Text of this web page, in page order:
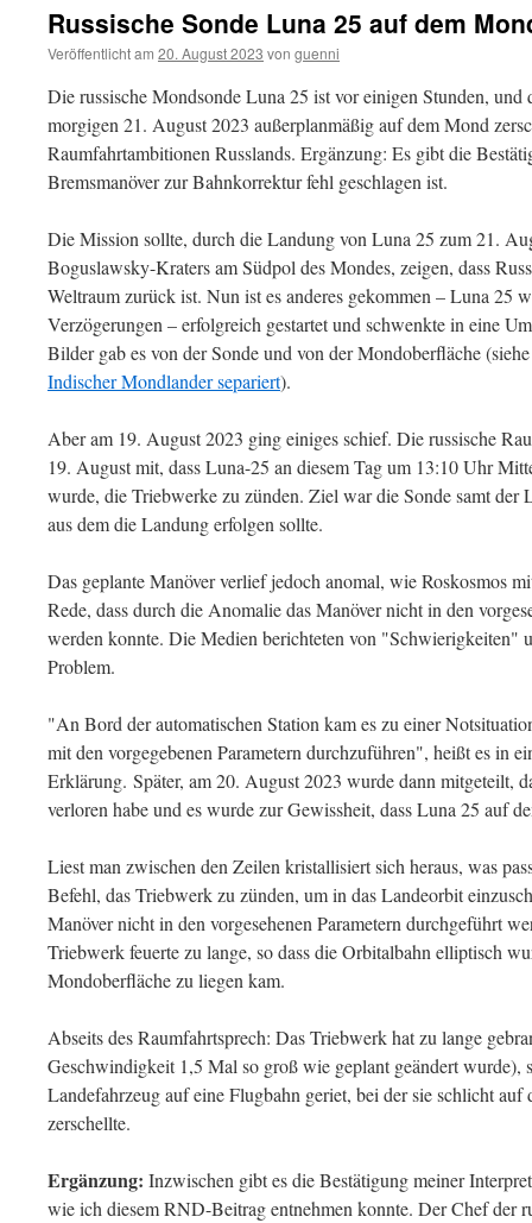
Russische Sonde Luna 25 auf dem
Veröffentlicht am 20. August 2023 von guenni
Die russische Mondsonde Luna 25 ist vor einigen Stunden, und
morgigen 21. August 2023 außerplanmäßig auf dem Mond
Raumfahrtambitionen Russlands. Ergänzung: Es gibt die
Bremsmanöver zur Bahnkorrektur fehl geschlagen ist.
Die Mission sollte, durch die Landung von Luna 25 zum 21.
Boguslawsky-Kraters am Südpol des Mondes, zeigen, dass
Weltraum zurück ist. Nun ist es anderes gekommen – Luna 25
Verzögerungen – erfolgreich gestartet und schwenkte in eine
Bilder gab es von der Sonde und von der Mondoberfläche
Indischer Mondlander separiert).
Aber am 19. August 2023 ging einiges schief. Die russische
19. August mit, dass Luna-25 an diesem Tag um 13:10 Uhr
wurde, die Triebwerke zu zünden. Ziel war die Sonde samt
aus dem die Landung erfolgen sollte.
Das geplante Manöver verlief jedoch anomal, wie Roskosmos
Rede, dass durch die Anomalie das Manöver nicht in den
werden konnte. Die Medien berichteten von "Schwierigkeiten"
Problem.
"An Bord der automatischen Station kam es zu einer
mit den vorgegebenen Parametern durchzuführen", heißt es in
Erklärung. Später, am 20. August 2023 wurde dann mitgeteilt,
verloren habe und es wurde zur Gewissheit, dass Luna 25 auf
Liest man zwischen den Zeilen kristallisiert sich heraus, was
Befehl, das Triebwerk zu zünden, um in das Landeorbit
Manöver nicht in den vorgesehenen Parametern durchgeführt
Triebwerk feuerte zu lange, so dass die Orbitalbahn elliptisch
Mondoberfläche zu liegen kam.
Abseits des Raumfahrtsprech: Das Triebwerk hat zu lange
Geschwindigkeit 1,5 Mal so groß wie geplant geändert wurde),
Landefahrzeug auf eine Flugbahn geriet, bei der sie schlicht
zerschellte.
Ergänzung: Inzwischen gibt es die Bestätigung meiner
wie ich diesem RND-Beitrag entnehmen konnte. Der Chef der